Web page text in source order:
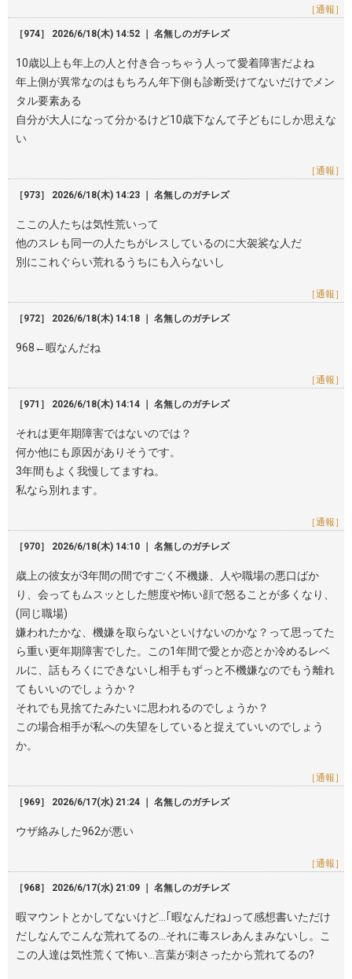
［通報］
［974］ 2026/6/18(木) 14:52 ｜ 名無しのガチレズ
10歳以上も年上の人と付き合っちゃう人って愛着障害だよね
年上側が異常なのはもちろん年下側も診断受けてないだけでメン
タル要素ある
自分が大人になって分かるけど10歳下なんて子どもにしか思えな
い
［通報］
［973］ 2026/6/18(木) 14:23 ｜ 名無しのガチレズ
ここの人たちは気性荒いって
他のスレも同一の人たちがレスしているのに大袈裟な人だ
別にこれぐらい荒れるうちにも入らないし
［通報］
［972］ 2026/6/18(木) 14:18 ｜ 名無しのガチレズ
968←暇なんだね
［通報］
［971］ 2026/6/18(木) 14:14 ｜ 名無しのガチレズ
それは更年期障害ではないのでは？
何か他にも原因がありそうです。
3年間もよく我慢してますね。
私なら別れます。
［通報］
［970］ 2026/6/18(木) 14:10 ｜ 名無しのガチレズ
歳上の彼女が3年間の間ですごく不機嫌、人や職場の悪口ばか
り、会ってもムスッとした態度や怖い顔で怒ることが多くなり、
(同じ職場)
嫌われたかな、機嫌を取らないといけないのかな？って思ってた
ら重い更年期障害でした。この1年間で愛とか恋とか冷めるレベ
ルに、話もろくにできないし相手もずっと不機嫌なのでもう離れ
てもいいのでしょうか？
それでも見捨てたみたいに思われるのでしょうか？
この場合相手が私への失望をしていると捉えていいのでしょう
か。
［通報］
［969］ 2026/6/17(水) 21:24 ｜ 名無しのガチレズ
ウザ絡みした962が悪い
［通報］
［968］ 2026/6/17(水) 21:09 ｜ 名無しのガチレズ
暇マウントとかしてないけど…｢暇なんだね｣って感想書いただけ
だしなんでこんな荒れてるの…それに毒スレあんまみないし。こ
この人達は気性荒くて怖い…言葉が刺さったから荒れてるの?